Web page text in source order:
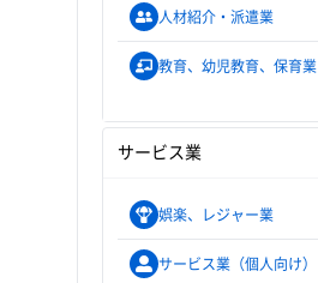
人材紹介・派遣業
教育、幼児教育、保育業
サービス業
娯楽、レジャー業
サービス業（個人向け）